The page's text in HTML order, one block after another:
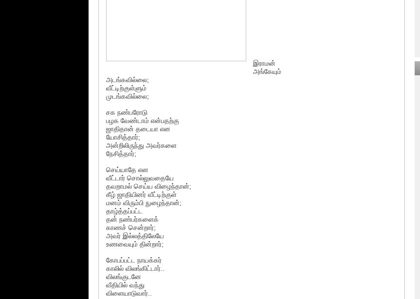
இராமன்
அங்கேயும்
அடங்கவில்லை;
வீட்டிற்குள்ளும்
முடங்கவில்லை;
சக நண்பரோடு
பழக வேண்டாம் என்பதற்கு
ஜாதிதான் தடையா என
யோசித்தார்;
அன்றிலிருந்து அவர்களை
நேசித்தார்;
செய்யாதே என
வீட்டார் சொல்லுவதையே
தவறாமல் செய்ய விழைந்தான்;
கீழ் ஜாதியினர் வீட்டிற்குள்
மனம் விரும்பி நுழைந்தான்;
தாழ்த்தப்பட்ட
தன் நண்பர்களைக்
காணச் சென்றார்;
அவர் இல்லத்திலேயே
உணவையும் தின்றார்;
கோபப்பட்ட நாயக்கர்
காலில் விலங்கிட்டார்..
விலங்குடனே
வீதியில் வந்து
விளையாடுவார்..